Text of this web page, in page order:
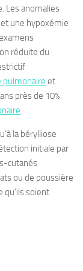
Les anomalies
une hypoxémie
réduite du
pulmonaire et
près de 10%
.
la bérylliose
initiale par
cutanés
ou de poussière
qu’ils soient